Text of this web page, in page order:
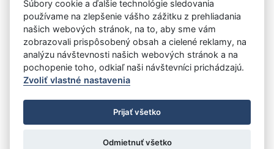
Návrat späť
Vystavil:Univerzitná nemocnica Bratislava
Úrad vlády SR
- Všetky práva vyhradené
Prehlásenie o prístupnosti
Zmluvy do 31.12.2010
Nastavenia cookies
Súbory cookie a ďalšie technológie sledovania
používame na zlepšenie vášho zážitku z prehliadania
našich webových stránok, na to, aby sme vám
zobrazovali prispôsobený obsah a cielené reklamy, na
analýzu návštevnosti našich webových stránok a na
pochopenie toho, odkiaľ naši návštevníci prichádzajú.
Zvoliť vlastné nastavenia
Prijať všetko
Odmietnuť všetko